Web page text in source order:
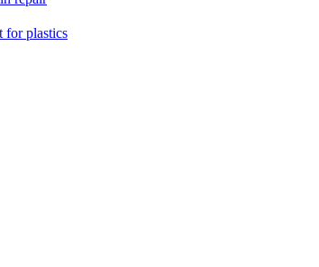
for plastics